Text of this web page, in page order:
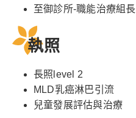
至御診所-職能治療組長
執照
長照level 2
MLD乳癌淋巴引流
兒童發展評估與治療